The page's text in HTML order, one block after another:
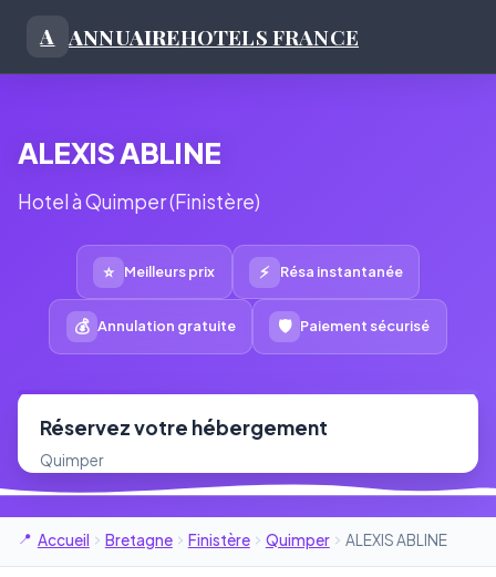
A ANNUAIREHOTELS FRANCE
ALEXIS ABLINE
Hotel à Quimper (Finistère)
⭐ Meilleurs prix ⚡ Résa instantanée
💰 Annulation gratuite 🛡 Paiement sécurisé
Réservez votre hébergement
Quimper
Accueil Bretagne Finistère Quimper ALEXIS ABLINE